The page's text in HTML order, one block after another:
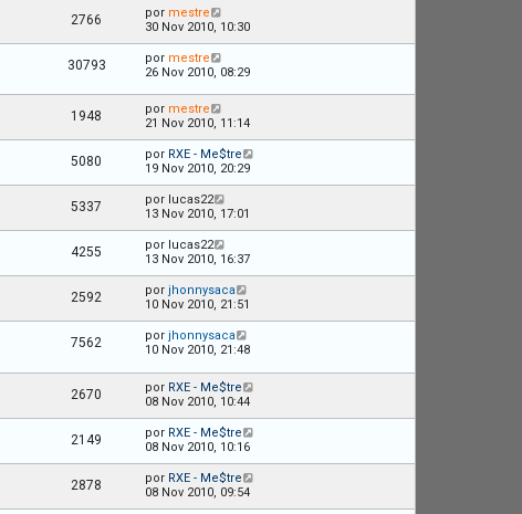
2766 por mestre
30 Nov 2010, 10:30
30793 por mestre
26 Nov 2010, 08:29
1948 por mestre
21 Nov 2010, 11:14
5080 por RXE - Me$tre
19 Nov 2010, 20:29
5337 por lucas22
13 Nov 2010, 17:01
4255 por lucas22
13 Nov 2010, 16:37
2592 por jhonnysaca
10 Nov 2010, 21:51
7562 por jhonnysaca
10 Nov 2010, 21:48
2670 por RXE - Me$tre
08 Nov 2010, 10:44
2149 por RXE - Me$tre
08 Nov 2010, 10:16
2878 por RXE - Me$tre
08 Nov 2010, 09:54